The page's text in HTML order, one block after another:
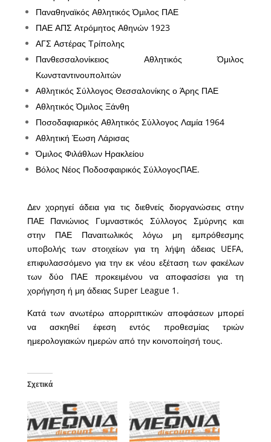
Παναθηναϊκός Αθλητικός Όμιλος ΠΑΕ
ΠΑΕ ΑΠΣ Ατρόμητος Αθηνών 1923
ΑΓΣ Αστέρας Τρίπολης
Πανθεσσαλονίκειος Αθλητικός Όμιλος
Κωνσταντινουπολιτών
Αθλητικός Σύλλογος Θεσσαλονίκης ο Άρης ΠΑΕ
Αθλητικός Όμιλος Ξάνθη
Ποσοδαφιαρικός Αθλητικός Σύλλογος Λαμία 1964
Αθλητική Έωση Λάρισας
Όμιλος Φιλάθλων Ηρακλείου
Βόλος Νέος Ποδοσφαιρικός ΣύλλογοςΠΑΕ.
Δεν χορηγεί άδεια για τις διεθνείς διοργανώσεις στην
ΠΑΕ Πανιώνιος Γυμναστικός Σύλλογος Σμύρνης και
στην ΠΑΕ Παναιτωλικός λόγω μη εμπρόθεσμης
υποβολής των στοιχείων για τη λήψη άδειας UEFA,
επιφυλασσόμενο για την εκ νέου εξέταση των φακέλων
των δύο ΠΑΕ προκειμένου να αποφασίσει για τη
χορήγηση ή μη άδειας Super League 1.
Κατά των ανωτέρω απορριπτικών αποφάσεων μπορεί
να ασκηθεί έφεση εντός προθεσμίας τριών
ημερολογιακών ημερών από την κοινοποίησή τους.
Σχετικά